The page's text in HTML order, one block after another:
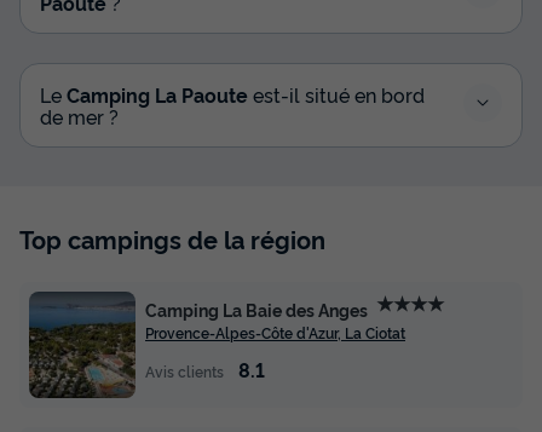
LeCamping La Paoute est-il situé en bord
de mer ?
Top campings de la région
Camping La Baie des Anges ★★★★
Provence-Alpes-Côte d'Azur, La Ciotat
Avis clients
8.1